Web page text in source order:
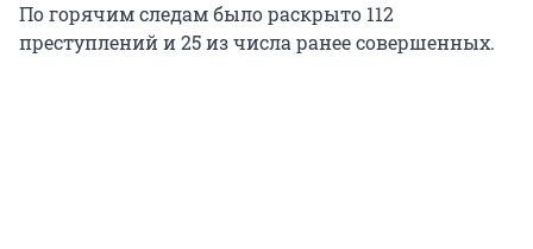
По горячим следам было раскрыто 112
преступлений и 25 из числа ранее совершенных.